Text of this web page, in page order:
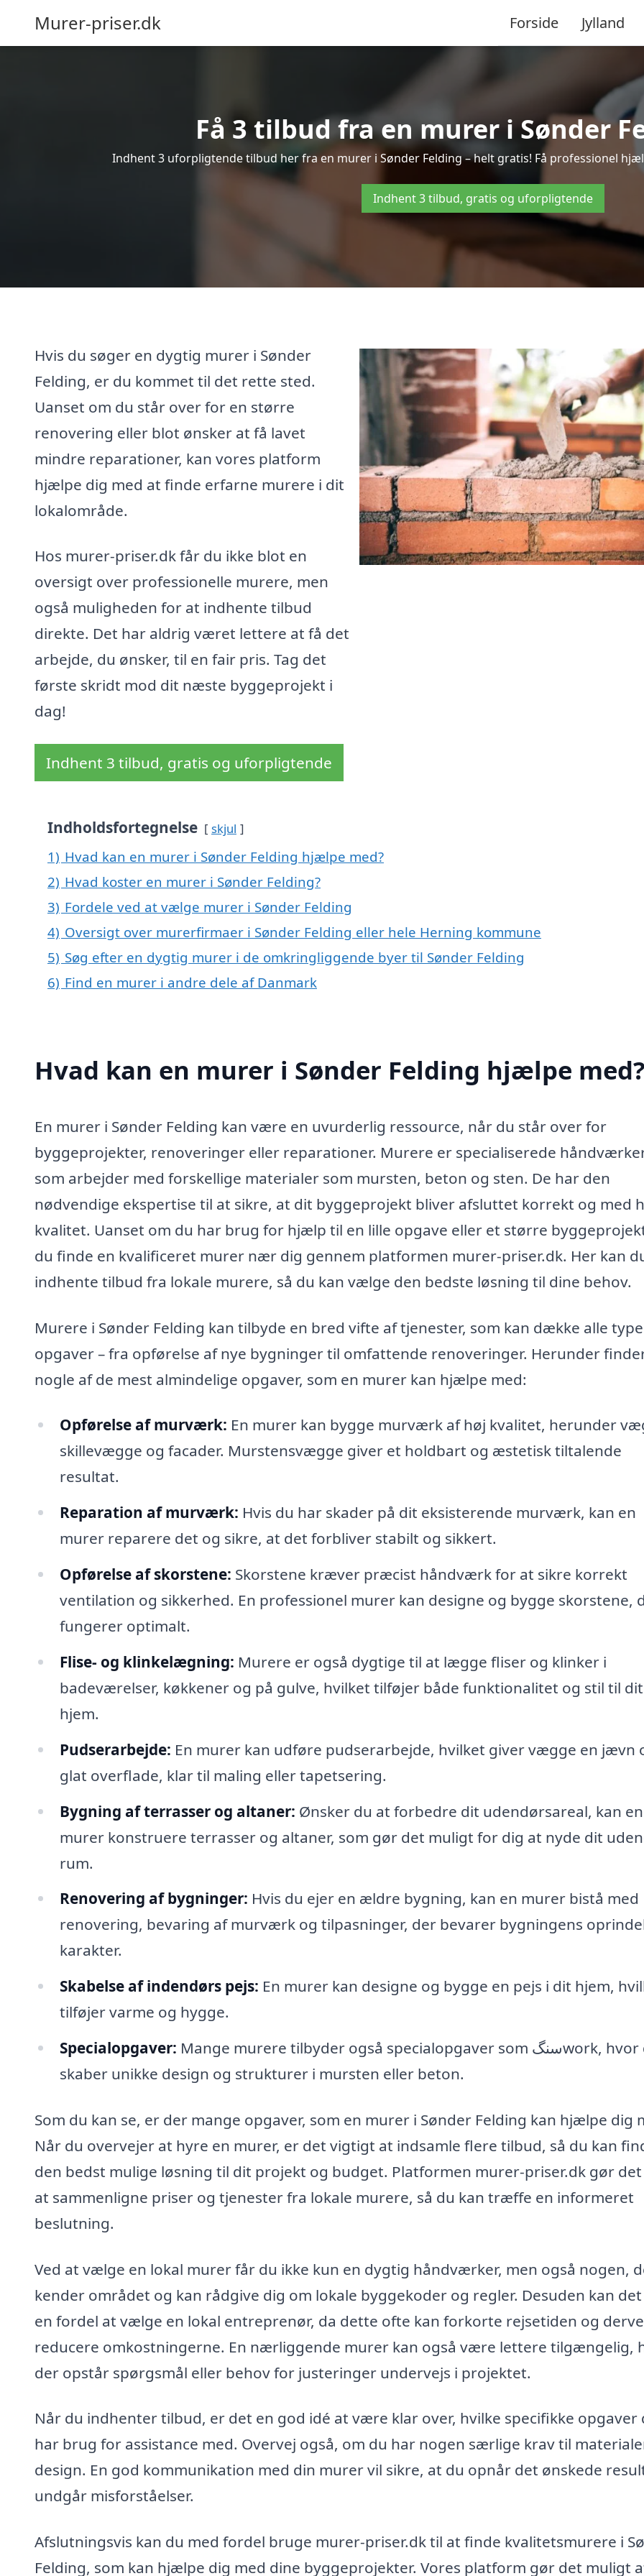
Murer-priser.dk Forside Jylland
Få 3 tilbud fra en murer i Sønder
Indhent 3 uforpligtende tilbud her fra en murer i Sønder Felding – helt gratis! Få professionel
Indhent 3 tilbud, gratis og uforpligtende
Hvis du søger en dygtig murer i Sønder
Felding, er du kommet til det rette sted.
Uanset om du står over for en større
renovering eller blot ønsker at få lavet
mindre reparationer, kan vores platform
hjælpe dig med at finde erfarne murere i dit
lokalområde.
Hos murer-priser.dk får du ikke blot en
oversigt over professionelle murere, men
også muligheden for at indhente tilbud
direkte. Det har aldrig været lettere at få det
arbejde, du ønsker, til en fair pris. Tag det
første skridt mod dit næste byggeprojekt i
dag!
Indhent 3 tilbud, gratis og uforpligtende
Indholdsfortegnelse skjul
1) Hvad kan en murer i Sønder Felding hjælpe med?
2) Hvad koster en murer i Sønder Felding?
3) Fordele ved at vælge murer i Sønder Felding
4) Oversigt over murerfirmaer i Sønder Felding eller hele Herning kommune
5) Søg efter en dygtig murer i de omkringliggende byer til Sønder Felding
6) Find en murer i andre dele af Danmark
Hvad kan en murer i Sønder Felding hjælpe med?
En murer i Sønder Felding kan være en uvurderlig ressource, når du står over for
byggeprojekter, renoveringer eller reparationer. Murere er specialiserede
som arbejder med forskellige materialer som mursten, beton og sten. De har den
nødvendige ekspertise til at sikre, at dit byggeprojekt bliver afsluttet korrekt og med
kvalitet. Uanset om du har brug for hjælp til en lille opgave eller et større
du finde en kvalificeret murer nær dig gennem platformen murer-priser.dk. Her kan
indhente tilbud fra lokale murere, så du kan vælge den bedste løsning til dine behov.
Murere i Sønder Felding kan tilbyde en bred vifte af tjenester, som kan dække alle
opgaver – fra opførelse af nye bygninger til omfattende renoveringer. Herunder
nogle af de mest almindelige opgaver, som en murer kan hjælpe med:
Opførelse af murværk: En murer kan bygge murværk af høj kvalitet, herunder
skillevægge og facader. Murstensvægge giver et holdbart og æstetisk tiltalende
resultat.
Reparation af murværk: Hvis du har skader på dit eksisterende murværk, kan en
murer reparere det og sikre, at det forbliver stabilt og sikkert.
Opførelse af skorstene: Skorstene kræver præcist håndværk for at sikre korrekt
ventilation og sikkerhed. En professionel murer kan designe og bygge skorstene,
fungerer optimalt.
Flise- og klinkelægning: Murere er også dygtige til at lægge fliser og klinker i
badeværelser, køkkener og på gulve, hvilket tilføjer både funktionalitet og stil til dit
hjem.
Pudserarbejde: En murer kan udføre pudserarbejde, hvilket giver vægge en jævn
glat overflade, klar til maling eller tapetsering.
Bygning af terrasser og altaner: Ønsker du at forbedre dit udendørsareal, kan en
murer konstruere terrasser og altaner, som gør det muligt for dig at nyde dit
rum.
Renovering af bygninger: Hvis du ejer en ældre bygning, kan en murer bistå med
renovering, bevaring af murværk og tilpasninger, der bevarer bygningens
karakter.
Skabelse af indendørs pejs: En murer kan designe og bygge en pejs i dit hjem,
tilføjer varme og hygge.
Specialopgaver: Mange murere tilbyder også specialopgaver som سنگwork, hvor de
skaber unikke design og strukturer i mursten eller beton.
Som du kan se, er der mange opgaver, som en murer i Sønder Felding kan hjælpe dig
Når du overvejer at hyre en murer, er det vigtigt at indsamle flere tilbud, så du kan
den bedst mulige løsning til dit projekt og budget. Platformen murer-priser.dk gør
at sammenligne priser og tjenester fra lokale murere, så du kan træffe en informeret
beslutning.
Ved at vælge en lokal murer får du ikke kun en dygtig håndværker, men også nogen,
kender området og kan rådgive dig om lokale byggekoder og regler. Desuden kan
en fordel at vælge en lokal entreprenør, da dette ofte kan forkorte rejsetiden og
reducere omkostningerne. En nærliggende murer kan også være lettere tilgængelig,
der opstår spørgsmål eller behov for justeringer undervejs i projektet.
Når du indhenter tilbud, er det en god idé at være klar over, hvilke specifikke opgaver
har brug for assistance med. Overvej også, om du har nogen særlige krav til
design. En god kommunikation med din murer vil sikre, at du opnår det ønskede
undgår misforståelser.
Afslutningsvis kan du med fordel bruge murer-priser.dk til at finde kvalitetsmurere i
Felding, som kan hjælpe dig med dine byggeprojekter. Vores platform gør det muligt